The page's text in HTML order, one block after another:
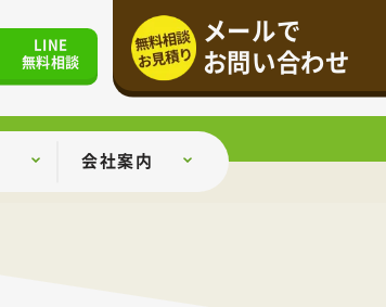
LINE
無料相談
メールで
お問い合わせ
会社案内